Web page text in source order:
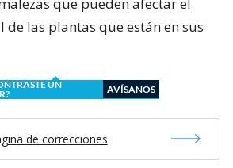
las plantas que están en sus
UN
AVÍSANOS
de correcciones